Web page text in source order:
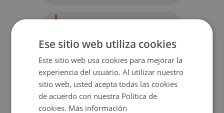
costo de envío?
¿Puedo pedir
envío al
extranjero?
Ese sitio web utiliza cookies
Este sitio web usa cookies para mejorar la
experiencia del usuario. Al utilizar nuestro
sitio web, usted acepta todas las cookies
de acuerdo con nuestra Política de
cookies. Más información